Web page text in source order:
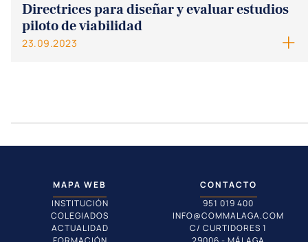
Directrices para diseñar y evaluar estudios
piloto de viabilidad
23.09.2023
MAPA WEB
INSTITUCIÓN
COLEGIADOS
ACTUALIDAD
CONTACTO
951 019 400
INFO@COMMALAGA.COM
C/ CURTIDORES 1